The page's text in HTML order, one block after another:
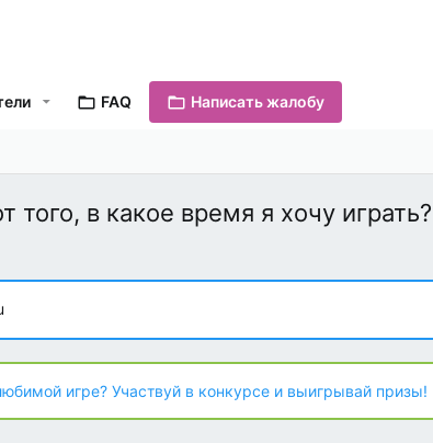
FAQ Написать жалобу
того, в какое время я хочу играть?
игре? Участвуй в конкурсе и выигрывай призы!